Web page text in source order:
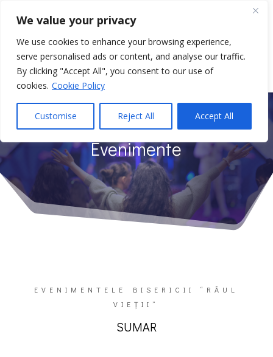
We value your privacy
We use cookies to enhance your browsing experience,
serve personalised ads or content, and analyse our traffic.
By clicking "Accept All", you consent to our use of
cookies. Cookie Policy
Customise Reject All Accept All
Select Page
Evenimente
EVENIMENTELE BISERICII “RÂUL
VIEȚII”
SUMAR